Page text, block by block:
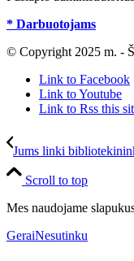
* Darbuotojams
© Copyright 2025 m. -
Link to Facebook
Link to Youtube
Link to Rss this
Jums linki
Scroll to top
Mes naudojame
GeraiNesutinku